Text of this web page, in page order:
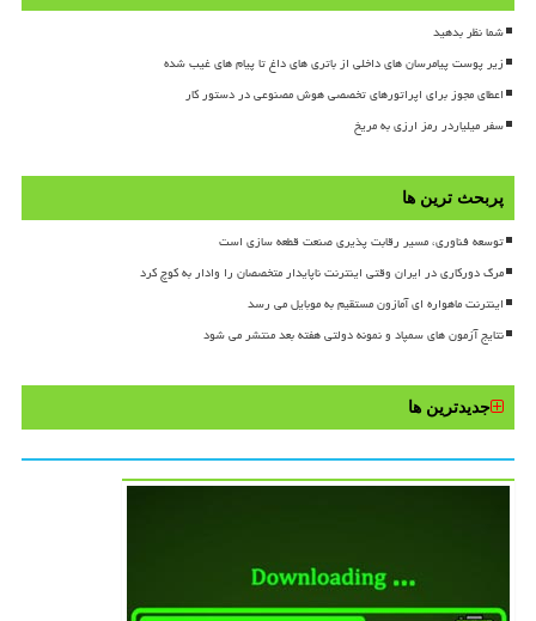
شما نظر بدهید
زیر پوست پیامرسان های داخلی از باتری های داغ تا پیام های غیب شده
اعطای مجوز برای اپراتورهای تخصصی هوش مصنوعی در دستور کار
سفر میلیاردر رمز ارزی به مریخ
پربحث ترین ها
توسعه فناوری، مسیر رقابت پذیری صنعت قطعه سازی است
مرگ دورکاری در ایران وقتی اینترنت ناپایدار متخصصان را وادار به کوچ کرد
اینترنت ماهواره ای آمازون مستقیم به موبایل می رسد
نتایج آزمون های سمپاد و نمونه دولتی هفته بعد منتشر می شود
جدیدترین ها